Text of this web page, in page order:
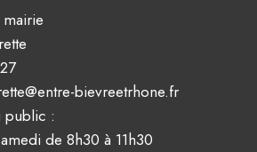
bievreetrhone.fr
public :
de 8h30 à 11h30